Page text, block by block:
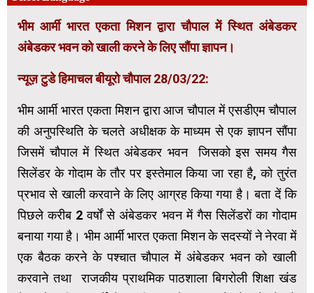
भीम आर्मी भारत एकता मिशन द्वारा चौपाल में स्थित अंबेडकर
अंबेडकर भवन को खाली करने के लिए सौंपा ज्ञापन।
न्यूज़ टुडे हिमाचल बीयूरो चौपाल 28/03/22:
भीम आर्मी भारत एकता मिशन द्वारा आज चौपाल में एसडीएम चौपाल
की अनुपस्थिति के चलते अधीक्षक के माध्यम से एक ज्ञापन सौंपा
जिसमें चौपाल में स्थित अंबेडकर भवन जिसको इस समय गैस
सिलेंडर के गोदाम के तौर पर इस्तेमाल किया जा रहा है, को तुरंत
प्रभाव से खाली करवाने के लिए आग्रह किया गया है। बता दें कि
पिछले करीब 2 वर्षों से अंबेडकर भवन में गैस सिलेंडरों का गोदाम
बनाया गया है। भीम आर्मी भारत एकता मिशन के सदस्यों ने नेरवा में
एक बैठक करने के पश्चात चौपाल में अंबेडकर भवन को खाली
करवाने तथा राजकीय प्राथमिक पाठशाला बिगरोली शिक्षा खंड